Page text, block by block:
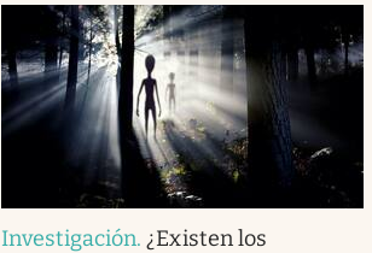
Investigación. ¿Existen los